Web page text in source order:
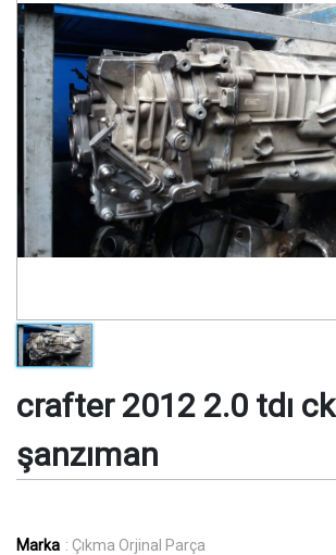
crafter 2012 2.0 tdı
şanzıman
Marka : Çıkma Orjinal Parça